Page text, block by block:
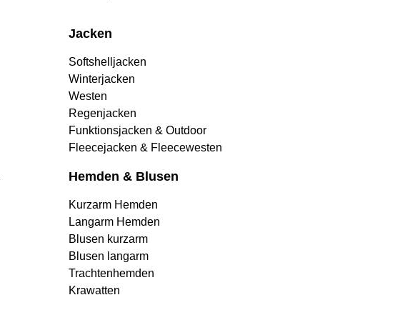
Jacken
Softshelljacken
Winterjacken
Westen
Regenjacken
Funktionsjacken & Outdoor
Fleecejacken & Fleecewesten
Hemden & Blusen
Kurzarm Hemden
Langarm Hemden
Blusen kurzarm
Blusen langarm
Trachtenhemden
Krawatten